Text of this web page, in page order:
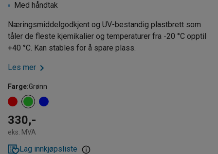
Med håndtak
Næringsmiddelgodkjent og UV-bestandig plastbrett som
tåler de fleste kjemikalier og temperaturer fra -20 °C opptil
+40 °C. Kan stables for å spare plass.
Les mer
Farge:Grønn
330,-
eks. MVA
Lag innkjøpsliste